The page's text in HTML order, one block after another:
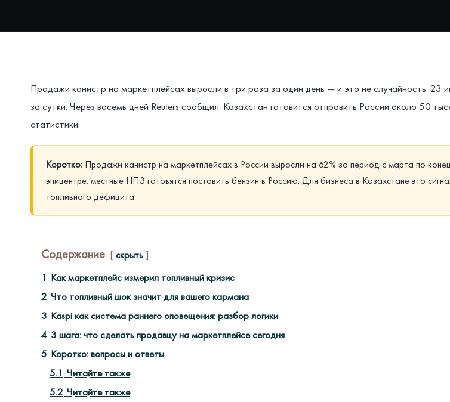
Продажи канистр на маркетплейсах выросли в три раза за один день — и это не случайность.
за сутки. Через восемь дней Reuters сообщил: Казахстан готовится отправить России около 50
статистики.
Коротко: Продажи канистр на маркетплейсах в России выросли на 62% за период с марта по
эпицентре: местные НПЗ готовятся поставить бензин в Россию. Для бизнеса в Казахстане это
топливного дефицита.
Содержание скрыть
1 Как маркетплейс измерил топливный кризис
2 Что топливный шок значит для вашего кармана
3 Kaspi как система раннего оповещения: разбор логики
4 3 шага: что сделать продавцу на маркетплейсе сегодня
5 Коротко: вопросы и ответы
5.1 Читайте также
5.2 Читайте также